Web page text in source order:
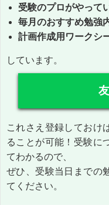
受験のプロがやって
毎月のおすすめ勉強
計画作成用ワークシ
しています。
これさえ登録しておけ
ることが可能！受験に
てわかるので、
ぜひ、受験当日までの
てください。